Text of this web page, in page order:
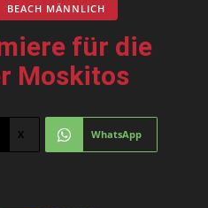
BEACH MÄNNLICH
für die
Moskitos
X WhatsApp